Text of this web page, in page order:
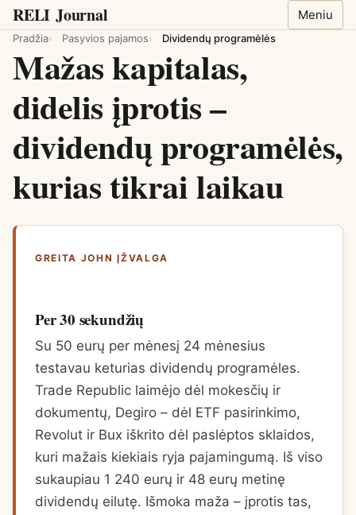
RELI Journal Meniu
Pradžia Pasyvios pajamos Dividendų programėlės
Mažas kapitalas,
didelis įprotis –
dividendų programėlės,
kurias tikrai laikau
GREITA JOHN ĮŽVALGA
Per 30 sekundžių
Su 50 eurų per mėnesį 24 mėnesius
testavau keturias dividendų programėles.
Trade Republic laimėjo dėl mokesčių ir
dokumentų, Degiro – dėl ETF pasirinkimo,
Revolut ir Bux iškrito dėl paslėptos sklaidos,
kuri mažais kiekiais ryja pajamingumą. Iš viso
sukaupiau 1 240 eurų ir 48 eurų metinę
dividendų eilutę. Išmoka maža – įprotis tas,